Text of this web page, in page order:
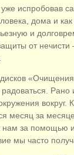
уже испробовав
дома и
и
от нечисти
месяц за
за помощью
мы часто